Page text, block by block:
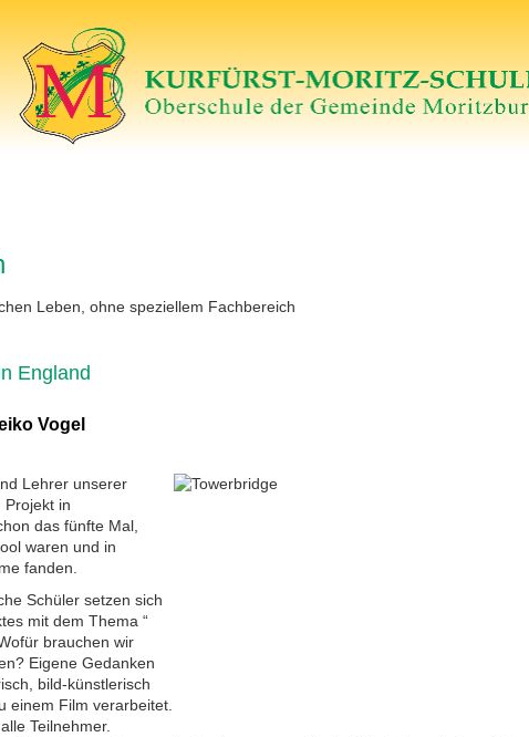
Leben, ohne speziellem Fachbereich
England
Vogel
Lehrer unserer
Projekt in
das fünfte Mal,
waren und in
fanden.
Schüler setzen sich
mit dem Thema “
brauchen wir
Eigene Gedanken
bild-künstlerisch
einem Film verarbeitet.
Teilnehmer.